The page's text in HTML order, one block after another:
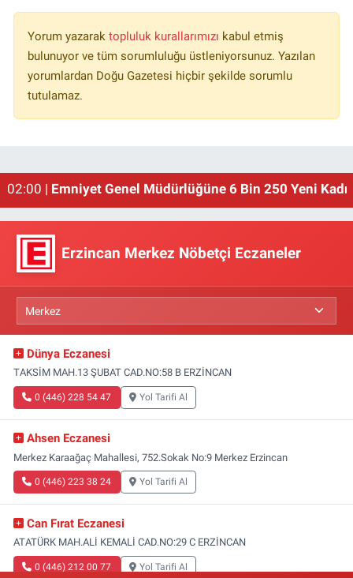
Yorum yazarak topluluk kurallarımızı kabul etmiş
bulunuyor ve tüm sorumluluğu üstleniyorsunuz. Yazılan
yorumlardan Doğu Gazetesi hiçbir şekilde sorumlu
tutulamaz.
02:00 | Emniyet Genel Müdürlüğüne 6 Bin 250 Yeni
Erzincan Merkez Nöbetçi Eczaneler
Dünya Eczanesi
TAKSİM MAH.13 ŞUBAT CAD.NO:58 B ERZİNCAN
0 (446) 228 54 47 Yol Tarifi Al
Ahsen Eczanesi
Merkez Karaağaç Mahallesi, 752.Sokak No:9 Merkez Erzincan
0 (446) 223 38 24 Yol Tarifi Al
Can Fırat Eczanesi
ATATÜRK MAH.ALİ KEMALİ CAD.NO:29 C ERZİNCAN
0 (446) 212 00 77 Yol Tarifi Al